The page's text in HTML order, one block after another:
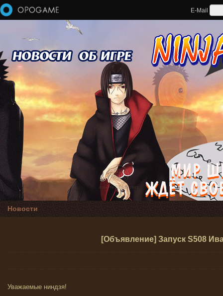
Перейти к основному содержанию
E-Mail
Новости
[Объявление] Запуск S508
Уважаемые ниндзя!